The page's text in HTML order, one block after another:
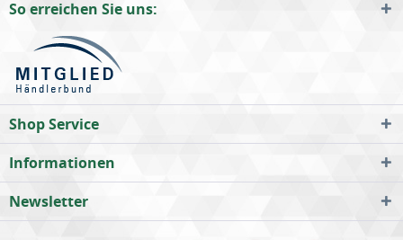
So erreichen Sie uns:
Shop Service
Informationen
Newsletter